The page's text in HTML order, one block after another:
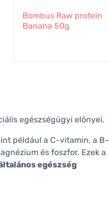
Bombus Raw protein
Banana 50g
egészségügyi előnyei.
például a C-vitamin, a B-
és foszfor. Ezek a
egészség